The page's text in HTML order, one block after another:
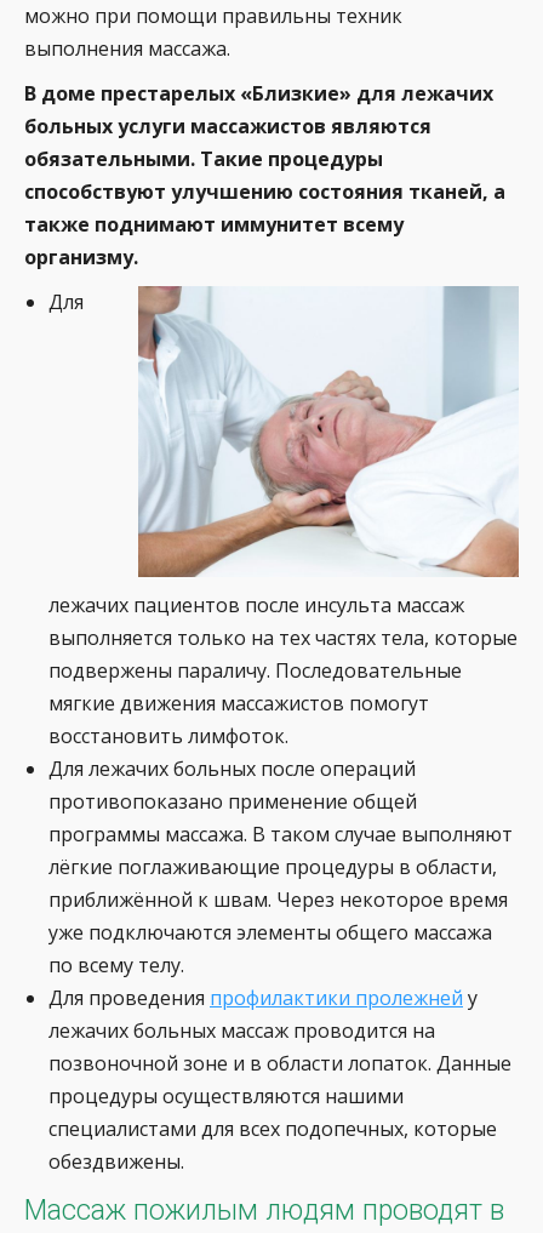
можно при помощи правильны техник
выполнения массажа.
В доме престарелых «Близкие» для лежачих
больных услуги массажистов являются
обязательными. Такие процедуры
способствуют улучшению состояния тканей, а
также поднимают иммунитет всему
организму.
Для
лежачих пациентов после инсульта массаж
выполняется только на тех частях тела, которые
подвержены параличу. Последовательные
мягкие движения массажистов помогут
восстановить лимфоток.
Для лежачих больных после операций
противопоказано применение общей
программы массажа. В таком случае выполняют
лёгкие поглаживающие процедуры в области,
приближённой к швам. Через некоторое время
уже подключаются элементы общего массажа
по всему телу.
Для проведения профилактики пролежней у
лежачих больных массаж проводится на
позвоночной зоне и в области лопаток. Данные
процедуры осуществляются нашими
специалистами для всех подопечных, которые
обездвижены.
Массаж пожилым людям проводят в